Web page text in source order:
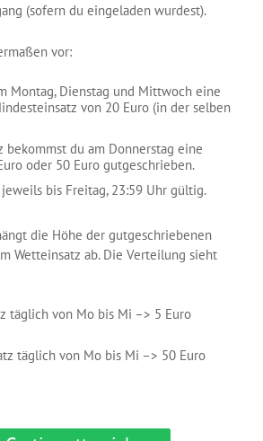
(sofern du eingeladen wurdest).
vor:
Montag, Dienstag und Mittwoch eine
von 20 Euro (in der selben
bekommst du am Donnerstag eine
oder 50 Euro gutgeschrieben.
bis Freitag, 23:59 Uhr gültig.
die Höhe der gutgeschriebenen
Wetteinsatz ab. Die Verteilung sieht
täglich von Mo bis Mi –> 5 Euro
täglich von Mo bis Mi –> 50 Euro